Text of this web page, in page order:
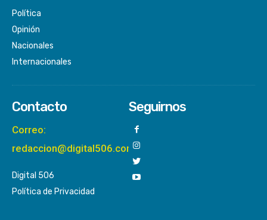
Política
Opinión
Nacionales
Internacionales
Contacto
Correo:
redaccion@digital506.com
Digital 506
Política de Privacidad
Seguirnos